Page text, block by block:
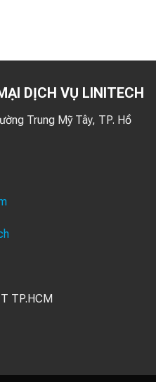
DỊCH VỤ LINITECH
Trung Mỹ Tây, TP. Hồ
TP.HCM